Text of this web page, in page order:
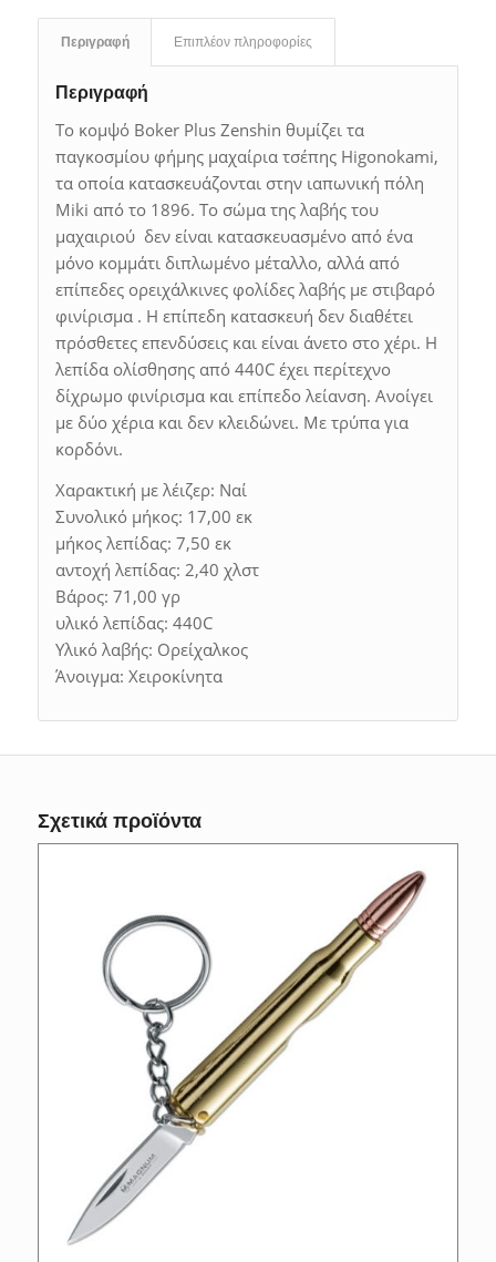
Περιγραφή Επιπλέον πληροφορίες
Περιγραφή
Το κομψό Boker Plus Zenshin θυμίζει τα
παγκοσμίου φήμης μαχαίρια τσέπης Higonokami,
τα οποία κατασκευάζονται στην ιαπωνική πόλη
Miki από το 1896. Tο σώμα της λαβής του
μαχαιριού δεν είναι κατασκευασμένο από ένα
μόνο κομμάτι διπλωμένο μέταλλο, αλλά από
επίπεδες ορειχάλκινες φολίδες λαβής με στιβαρό
φινίρισμα . Η επίπεδη κατασκευή δεν διαθέτει
πρόσθετες επενδύσεις και είναι άνετο στο χέρι. Η
λεπίδα ολίσθησης από 440C έχει περίτεχνο
δίχρωμο φινίρισμα και επίπεδο λείανση. Ανοίγει
με δύο χέρια και δεν κλειδώνει. Με τρύπα για
κορδόνι.
Χαρακτική με λέιζερ: Ναί
Συνολικό μήκος: 17,00 εκ
μήκος λεπίδας: 7,50 εκ
αντοχή λεπίδας: 2,40 χλστ
Βάρος: 71,00 γρ
υλικό λεπίδας: 440C
Υλικό λαβής: Ορείχαλκος
Άνοιγμα: Χειροκίνητα
Σχετικά προϊόντα